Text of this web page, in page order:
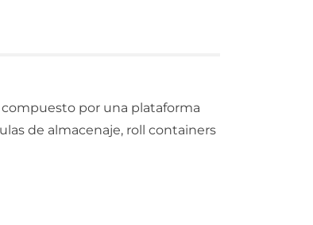
compuesto por una plataforma
de almacenaje, roll containers